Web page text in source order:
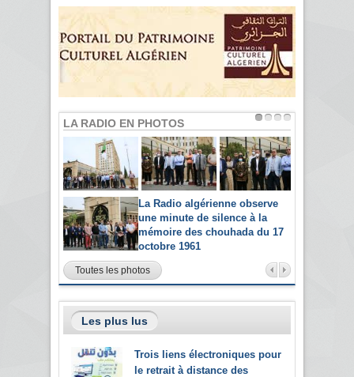
LA RADIO EN PHOTOS
La Radio algérienne observe
une minute de silence à la
mémoire des chouhada du 17
octobre 1961
Toutes les photos
Les plus lus
Trois liens électroniques pour
le retrait à distance des